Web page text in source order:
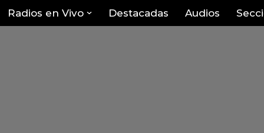
Radios en Vivo Destacadas Audios